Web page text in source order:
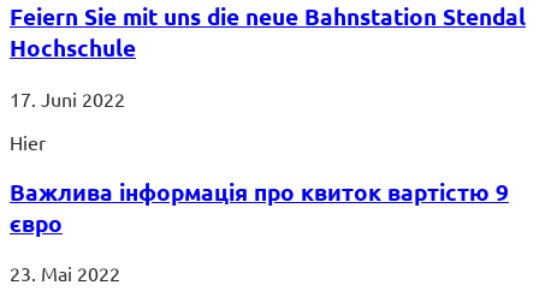
Feiern Sie mit uns die neue Bahnstation Stendal
Hochschule
17. Juni 2022
Hier
Важлива інформація про квиток вартістю 9
євро
23. Mai 2022